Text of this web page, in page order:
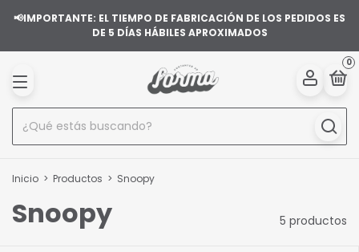
📢IMPORTANTE: EL TIEMPO DE FABRICACIÓN DE LOS PEDIDOS ES
DE 5 DÍAS HÁBILES APROXIMADOS
0
Inicio > Productos > Snoopy
Snoopy 5 productos